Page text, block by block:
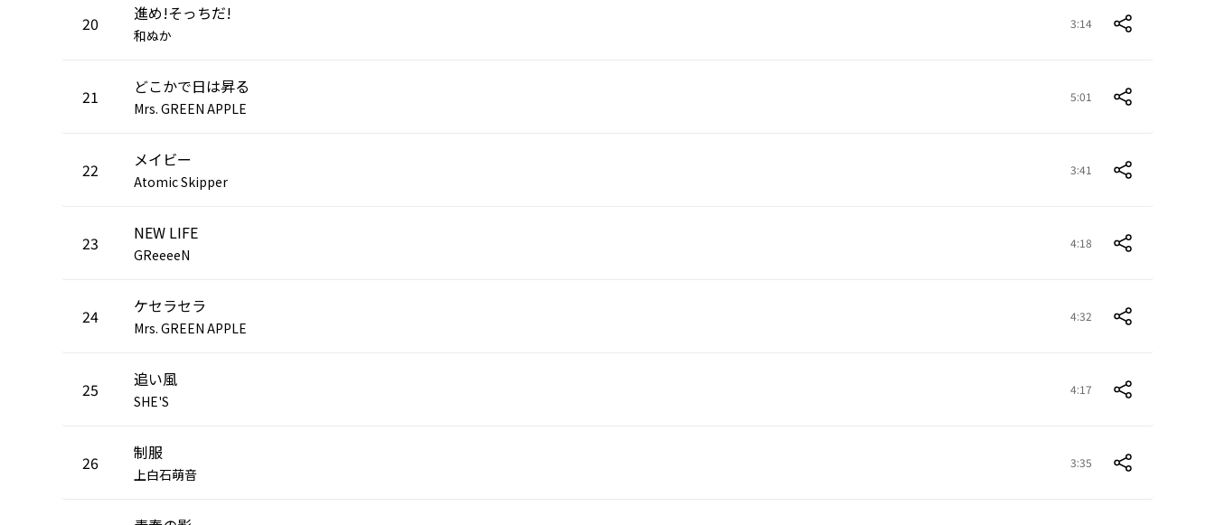
20 進め!そっちだ!
和ぬか
3:14
21 どこかで日は昇る
Mrs. GREEN APPLE
5:01
22 メイビー
Atomic Skipper
3:41
23 NEW LIFE
GReeeeN
4:18
24 ケセラセラ
Mrs. GREEN APPLE
4:32
25 追い風
SHE'S
4:17
26 制服
上白石萌音
3:35